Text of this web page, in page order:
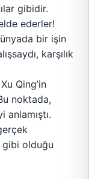
gibidir.
ederler!
bir işin
karşılık
Qing’in
noktada,
anlamıştı.
olduğu